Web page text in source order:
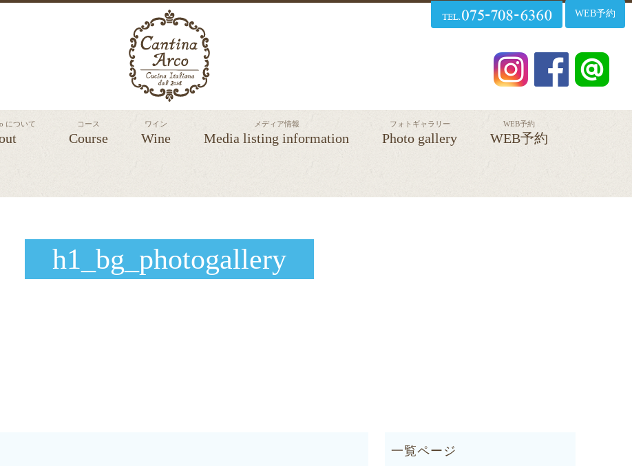
WEB予約
について コース
Course
ワイン
Wine
メディア情報
Media listing information
フォトギャラリー
Photo gallery
WEB予約
WEB予約
h1_bg_photogallery